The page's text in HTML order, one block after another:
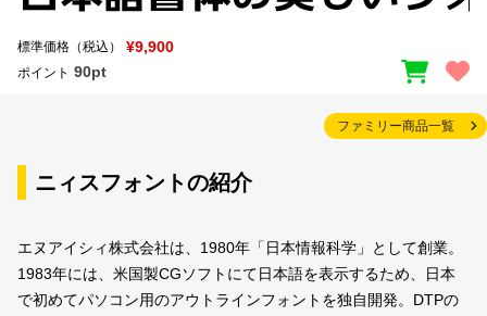
標準価格（税込） ¥9,900
ポイント 90pt
ファミリー商品一覧
ニィスフォントの紹介
エヌアイシィ株式会社は、1980年「日本情報科学」として創業。
1983年には、米国製CGソフトにて日本語を表示するため、日本
で初めてパソコン用のアウトラインフォントを独自開発。DTPの